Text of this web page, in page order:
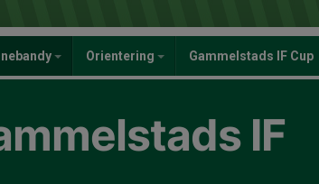
Orientering Gammelstads IF Cup
IF